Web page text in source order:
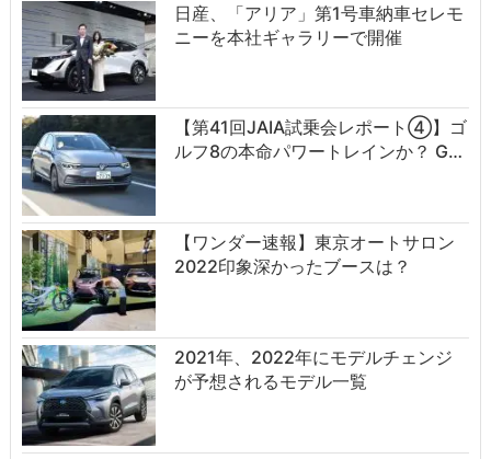
日産、「アリア」第1号車納車セレモ
ニーを本社ギャラリーで開催
【第41回JAIA試乗会レポート④】ゴ
ルフ8の本命パワートレインか？ G…
【ワンダー速報】東京オートサロン
2022印象深かったブースは？
2021年、2022年にモデルチェンジ
が予想されるモデル一覧